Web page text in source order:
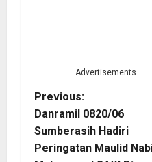
Advertisements
P
o
Previous:
Danramil 0820/06
Sumberasih Hadiri
Peringatan Maulid